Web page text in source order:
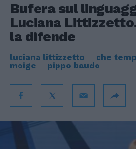
Bufera sul
Luciana
la difende
luciana littizzetto
che
moige
pippo baudo